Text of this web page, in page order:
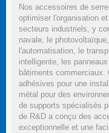
Nos accessoires de
optimiser l'organisation
secteurs industriels, y
navale, le
l'automatisation, le
intelligente, les
bâtiments
adhésives pour une
métal pour des
de supports spécialisés
de R&D a conçu des
exceptionnelle et une